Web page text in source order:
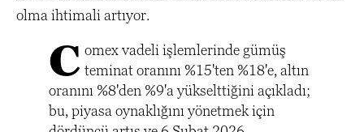
olma ihtimali artıyor.
C omex vadeli işlemlerinde gümüş
teminat oranını %15'ten %18'e, altın
oranını %8'den %9'a yükselttiğini açıkladı;
bu, piyasa oynaklığını yönetmek için